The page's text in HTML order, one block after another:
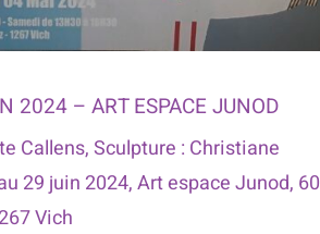
2024 – ART ESPACE JUNOD
Callens, Sculpture : Christiane
29 juin 2024, Art espace Junod, 60
Vich